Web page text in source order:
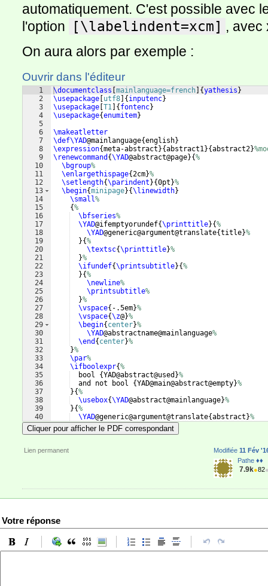
automatiquement. C'est possible avec
l'option
[\labelindent=xcm] , avec
On aura alors par exemple :
Ouvrir dans l'éditeur
1
2
3
4
5
6
7
8
9
10
11
12
13
14
15
16
17
18
19
20
21
22
23
24
25
26
27
28
29
30
31
32
33
34
35
36
37
38
39
40
41
\documentclass mainlanguage=french {yathesis }
\usepackage utf8 { inputenc}
\usepackage T1 { fontenc}
\usepackage{enumitem}
\makeatletter
\def\YAD@mainlanguage{english}
\expression{meta-abstract }{abstract1}{abstract2}
\renewcommand {\YAD@abstract@page}{%
\bgroup%
\enlargethispage{2cm}%
\setlength{\parindent }{0pt }%
\begin{minipage}{\linewidth}
\small%
{%
\bfseries%
\YAD@ifemptyorundef{\printtitle}{%
\YAD@generic@argument@translate{title}%
}{%
\textsc{\printtitle}%
}%
\ifundef{\printsubtitle}{%
}{%
\newline%
\printsubtitle%
}%
\vspace{ -.5em}%
\vspace{\z@}%
\begin{ center}%
\YAD@abstractname@mainlanguage%
\end { center}%
}%
\par%
\ifboolexpr{%
  bool
{YAD@abstract@used }%
  and not bool
{YAD@main@abstract@empty}%
}{%
\usebox{\YAD@abstract@mainlanguage}%
}{%
\YAD@generic@argument@translate{abstract }%
}%
Cliquer pour afficher le PDF correspondant
Lien permanent Modifiée 11 Fév
Pathe ♦♦
7.9k●82
Votre réponse